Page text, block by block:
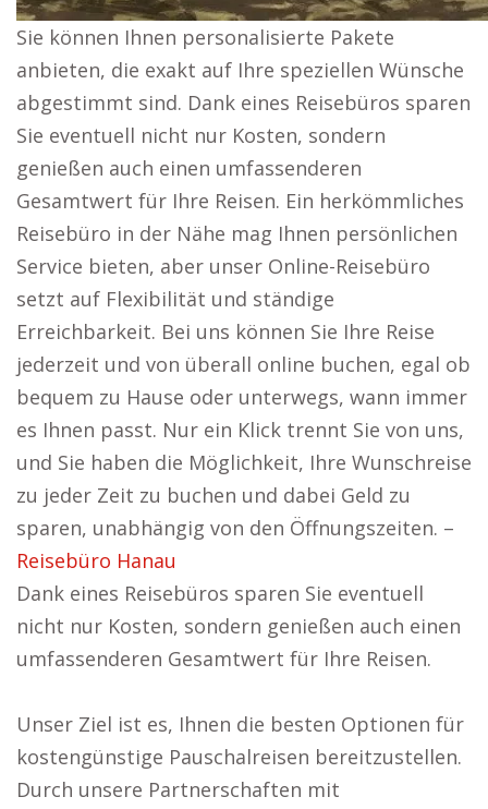
Sie können Ihnen personalisierte Pakete
anbieten, die exakt auf Ihre speziellen Wünsche
abgestimmt sind. Dank eines Reisebüros sparen
Sie eventuell nicht nur Kosten, sondern
genießen auch einen umfassenderen
Gesamtwert für Ihre Reisen. Ein herkömmliches
Reisebüro in der Nähe mag Ihnen persönlichen
Service bieten, aber unser Online-Reisebüro
setzt auf Flexibilität und ständige
Erreichbarkeit. Bei uns können Sie Ihre Reise
jederzeit und von überall online buchen, egal ob
bequem zu Hause oder unterwegs, wann immer
es Ihnen passt. Nur ein Klick trennt Sie von uns,
und Sie haben die Möglichkeit, Ihre Wunschreise
zu jeder Zeit zu buchen und dabei Geld zu
sparen, unabhängig von den Öffnungszeiten. –
Reisebüro Hanau
Dank eines Reisebüros sparen Sie eventuell
nicht nur Kosten, sondern genießen auch einen
umfassenderen Gesamtwert für Ihre Reisen.
Unser Ziel ist es, Ihnen die besten Optionen für
kostengünstige Pauschalreisen bereitzustellen.
Durch unsere Partnerschaften mit